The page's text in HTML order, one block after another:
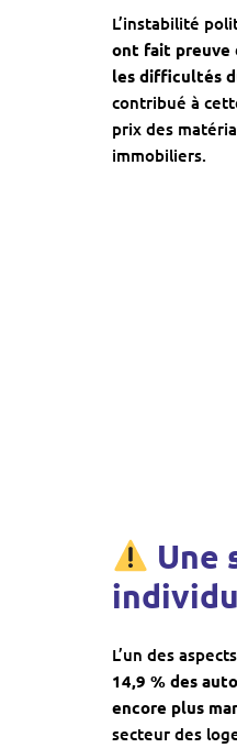
L’instabilité
ont fait preuve
les difficultés
contribué à
prix des
immobiliers.
Une
L’un des
14,9 % des
encore plus
secteur des